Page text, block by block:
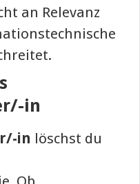
an Relevanz
in
in löschst du